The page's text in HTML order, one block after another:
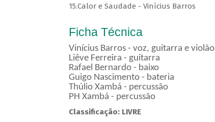
15.Calor e Saudade - Vinícius Barros
Ficha Técnica
Vinícius Barros - voz, guitarra e violão
Liêve Ferreira - guitarra
Rafael Bernardo - baixo
Guigo Nascimento - bateria
Thúlio Xambá - percussão
PH Xambá - percussão
Classificação: LIVRE